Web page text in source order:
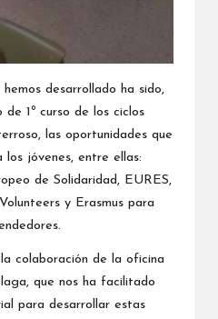
desarrollado ha sido,
de 1º curso de los ciclos
las oportunidades que
jóvenes, entre ellas:
de Solidaridad, EURES,
y Erasmus para
colaboración de la oficina
que nos ha facilitado
para desarrollar estas